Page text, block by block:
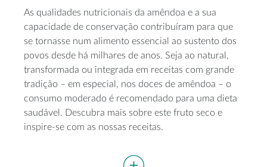
As qualidades nutricionais da amêndoa e a sua
capacidade de conservação contribuíram para que
se tornasse num alimento essencial ao sustento dos
povos desde há milhares de anos. Seja ao natural,
transformada ou integrada em receitas com grande
tradição – em especial, nos doces de amêndoa – o
consumo moderado é recomendado para uma dieta
saudável. Descubra mais sobre este fruto seco e
inspire-se com as nossas receitas.